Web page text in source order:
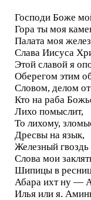
Господи Боже
Гора ты моя
Палата моя
Слава Иисуса
Этой славой я
Оберегом этим
Словом, делом
Кто на раба
Лихо помыслит,
То лихому,
Дресвы на язык,
Железный гвоздь
Слова мои
Шипицы в
Абара ихт ну —
Илья или я.